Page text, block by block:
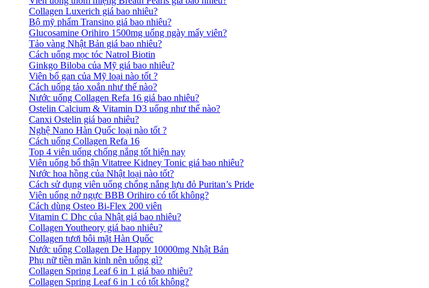
Collagen Luxerich giá bao nhiêu?
Bộ mỹ phẩm Transino giá bao nhiêu?
Glucosamine Orihiro 1500mg uống ngày mấy viên?
Tảo vàng Nhật Bản giá bao nhiêu?
Cách uống mọc tóc Natrol Biotin
Ginkgo Biloba của Mỹ giá bao nhiêu?
Viên bổ gan của Mỹ loại nào tốt ?
Cách uống tảo xoắn như thế nào?
Nước uống Collagen Refa 16 giá bao nhiêu?
Ostelin Calcium & Vitamin D3 uống như thế nào?
Canxi Ostelin giá bao nhiêu?
Nghệ Nano Hàn Quốc loại nào tốt ?
Cách uống Collagen Refa 16
Top 4 viên uống chống nắng tốt hiện nay
Viên uống bổ thận Vitatree Kidney Tonic giá bao nhiêu?
Nước hoa hồng của Nhật loại nào tốt?
Cách sử dụng viên uống chống nắng lựu đỏ Puritan’s Pride
Viên uống nở ngực BBB Orihiro có tốt không?
Cách dùng Osteo Bi-Flex 200 viên
Vitamin C Dhc của Nhật giá bao nhiêu?
Collagen Youtheory giá bao nhiêu?
Collagen tươi bôi mặt Hàn Quốc
Nước uống Collagen De Happy 10000mg Nhật Bản
Phụ nữ tiền mãn kinh nên uống gì?
Collagen Spring Leaf 6 in 1 giá bao nhiêu?
Collagen Spring Leaf 6 in 1 có tốt không?